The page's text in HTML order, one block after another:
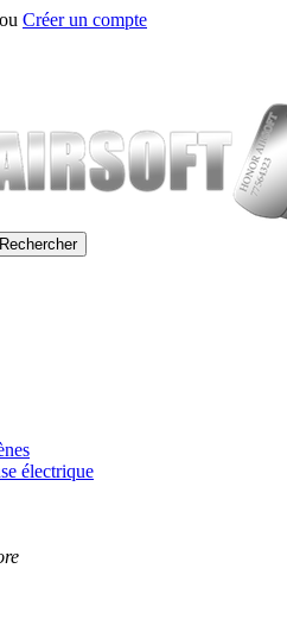
ou Créer un compte
Rechercher
électrique